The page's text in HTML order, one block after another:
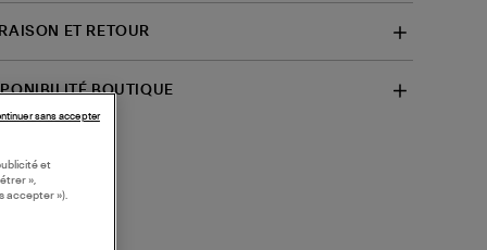
ET RETOUR
BOUTIQUE
et
»,
accepter »).
sans accepter